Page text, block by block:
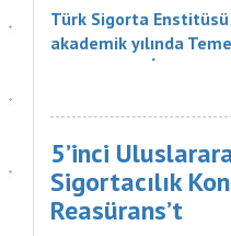
Türk Sigorta Enstitüsü
akademik yılında
Programı ve İleri
tamamlayan
şirketlerinin &uu...
5’inci
Sigortacılık
Reasürans’t